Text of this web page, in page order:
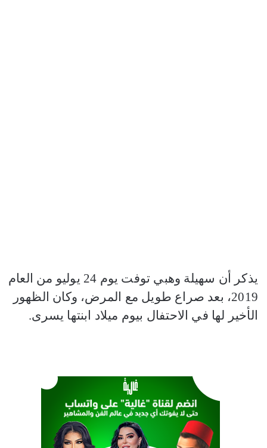
يذكر أن سهيلة وهبي توفت يوم 24 يوليو من العام
2019، بعد صراع طويل مع المرض، وكان الظهور
الأخير لها في الاحتفال بيوم ميلاد ابنتها يسرى.